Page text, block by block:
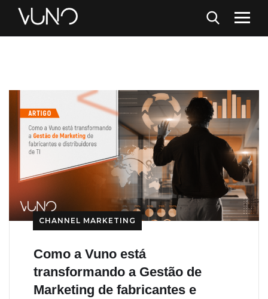
CHANNEL MARKETING
Como a Vuno está
transformando a Gestão de
Marketing de fabricantes e